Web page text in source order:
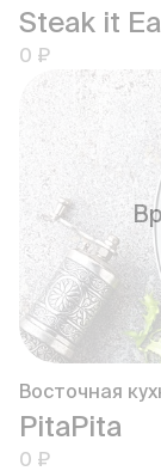
Steak it
0 ₽
Восточная
PitaPita
0 ₽